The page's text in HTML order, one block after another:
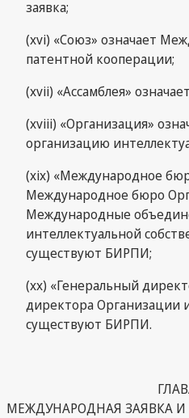
заявка;
(xvi) «Союз» означает
патентной кооперации;
(xvii) «Ассамблея»
(xviii) «Организация»
организацию
(xix) «Международное
Международное бюро
Международные
интеллектуальной
существуют БИРПИ;
(xx) «Генеральный
директора
существуют БИРПИ.
МЕЖДУНАРОДНАЯ ЗАЯВКА